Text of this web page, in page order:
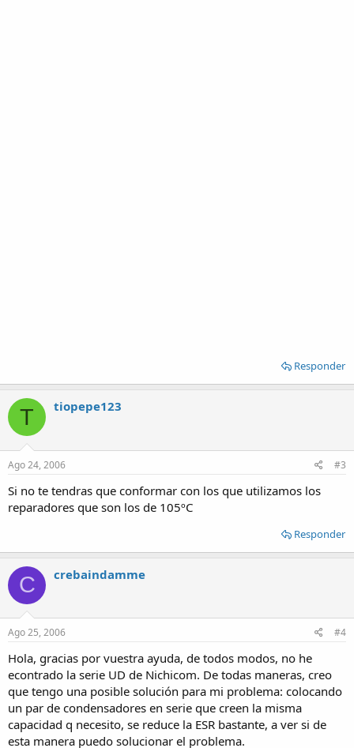
Responder
T tiopepe123
Ago 24, 2006 #3
Si no te tendras que conformar con los que utilizamos los
reparadores que son los de 105ºC
Responder
C crebaindamme
Ago 25, 2006 #4
Hola, gracias por vuestra ayuda, de todos modos, no he
econtrado la serie UD de Nichicom. De todas maneras, creo
que tengo una posible solución para mi problema: colocando
un par de condensadores en serie que creen la misma
capacidad q necesito, se reduce la ESR bastante, a ver si de
esta manera puedo solucionar el problema.